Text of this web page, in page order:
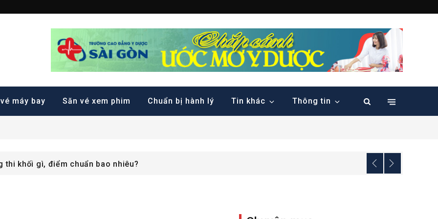
phòng trực tuyến hàng đầu Việt nam
máy bay Săn vé xem phim Chuẩn bị hành lý Tin khác Thông tin
hạng 2 từ A-Z
thi khối gì, điểm chuẩn bao nhiêu?